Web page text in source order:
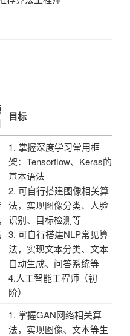
目标
1. 掌握深度学习常用框
架：Tensorflow、Keras的
基本语法
2. 可自行搭建图像相关算
法，实现图像分类、人脸
识别、目标检测等
3. 可自行搭建NLP常见算
法，实现文本分类、文本
自动生成、问答系统等
4.人工智能工程师（初
阶）
1. 掌握GAN网络相关算
法，实现图像、文本等生